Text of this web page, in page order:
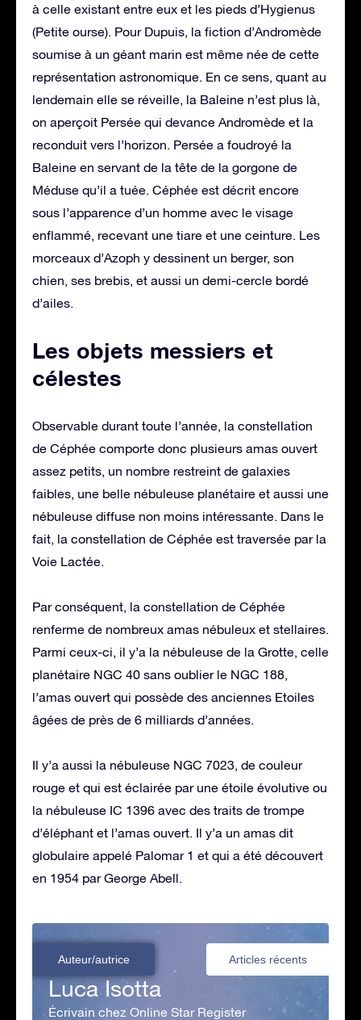
à celle existant entre eux et les pieds d’Hygienus
(Petite ourse). Pour Dupuis, la fiction d’Andromède
soumise à un géant marin est même née de cette
représentation astronomique. En ce sens, quant au
lendemain elle se réveille, la Baleine n’est plus là,
on aperçoit Persée qui devance Andromède et la
reconduit vers l’horizon. Persée a foudroyé la
Baleine en servant de la tête de la gorgone de
Méduse qu’il a tuée. Céphée est décrit encore
sous l’apparence d’un homme avec le visage
enflammé, recevant une tiare et une ceinture. Les
morceaux d’Azoph y dessinent un berger, son
chien, ses brebis, et aussi un demi-cercle bordé
d’ailes.
Les objets messiers et
célestes
Observable durant toute l’année, la constellation
de Céphée comporte donc plusieurs amas ouvert
assez petits, un nombre restreint de galaxies
faibles, une belle nébuleuse planétaire et aussi une
nébuleuse diffuse non moins intéressante. Dans le
fait, la constellation de Céphée est traversée par la
Voie Lactée.
Par conséquent, la constellation de Céphée
renferme de nombreux amas nébuleux et stellaires.
Parmi ceux-ci, il y’a la nébuleuse de la Grotte, celle
planétaire NGC 40 sans oublier le NGC 188,
l’amas ouvert qui possède des anciennes Etoiles
âgées de près de 6 milliards d’années.
Il y’a aussi la nébuleuse NGC 7023, de couleur
rouge et qui est éclairée par une étoile évolutive ou
la nébuleuse IC 1396 avec des traits de trompe
d’éléphant et l’amas ouvert. Il y’a un amas dit
globulaire appelé Palomar 1 et qui a été découvert
en 1954 par George Abell.
Auteur/autrice Articles récents
Luca Isotta
Écrivain chez Online Star Register